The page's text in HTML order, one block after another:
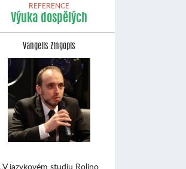
REFERENCE
Výuka dospělých
Vangelis Zingopis
„V jazykovém studiu Rolino